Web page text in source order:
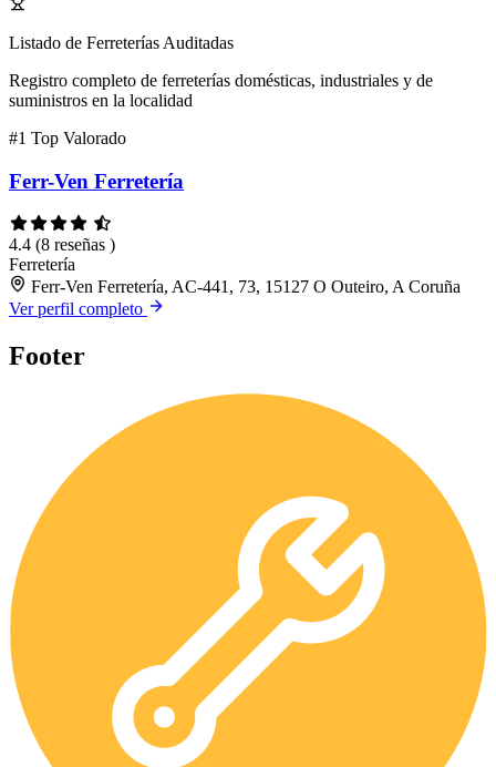
Listado de Ferreterías Auditadas
Registro completo de ferreterías domésticas, industriales y de
suministros en la localidad
#1 Top Valorado
Ferr-Ven Ferretería
4.4 (8 reseñas )
Ferretería
Ferr-Ven Ferretería, AC-441, 73, 15127 O Outeiro, A Coruña
Ver perfil completo
Footer